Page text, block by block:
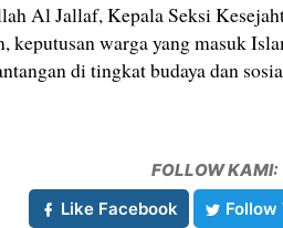
Al Jallaf, Kepala Seksi
keputusan warga yang masuk
di tingkat budaya dan
FOLLOW KAMI:
Like Facebook